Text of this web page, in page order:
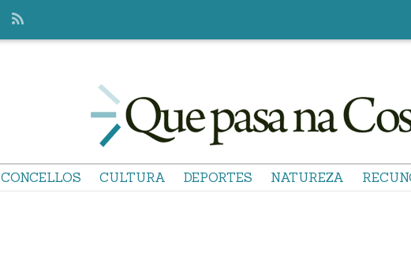
CONCELLOS CULTURA DEPORTES NATUREZA